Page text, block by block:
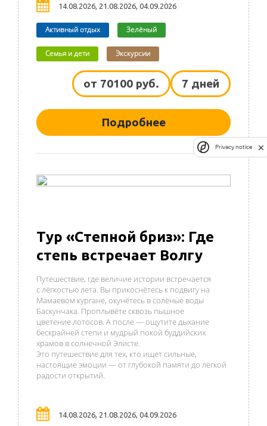
14.08.2026, 21.08.2026, 04.09.2026
Активный отдых Зелёный
Семья и дети Экскурсии
7 дней
от 70100 руб.
Подробнее
Тур «Степной бриз»: Где
степь встречает Волгу
Путешествие, где величие истории встречается
с лёгкостью лета. Вы прикоснётесь к подвигу на
Мамаевом кургане, окунётесь в солёные воды
Баскунчака. Проплывёте сквозь пышное
цветение лотосов. А после — ощутите дыхание
бескрайней степи и мудрый покой буддийских
храмов в солнечной Элисте.
Это путешествие для тех, кто ищет сильные,
настоящие эмоции — от глубокой памяти до лёгкой
радости открытий.
14.08.2026, 21.08.2026, 04.09.2026
Privacy notice